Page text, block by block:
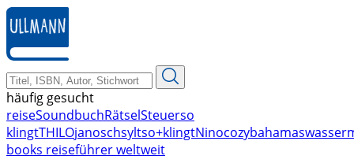
zum
Hauptinhalt
springen
häufig gesucht
reiseSoundbuchRätselSteuerso
klingtTHILOjanoschsyltso+klingtNinocozybahamas
books reiseführer weltweit